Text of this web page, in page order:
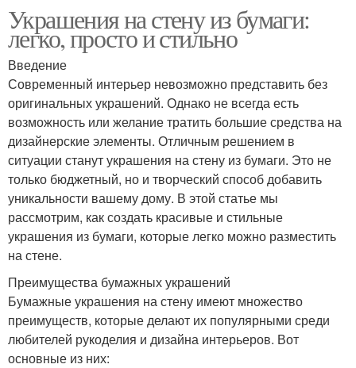
Украшения на стену из бумаги:
легко, просто и стильно
Введение
Современный интерьер невозможно представить без
оригинальных украшений. Однако не всегда есть
возможность или желание тратить большие средства на
дизайнерские элементы. Отличным решением в
ситуации станут украшения на стену из бумаги. Это не
только бюджетный, но и творческий способ добавить
уникальности вашему дому. В этой статье мы
рассмотрим, как создать красивые и стильные
украшения из бумаги, которые легко можно разместить
на стене.
Преимущества бумажных украшений
Бумажные украшения на стену имеют множество
преимуществ, которые делают их популярными среди
любителей рукоделия и дизайна интерьеров. Вот
основные из них: